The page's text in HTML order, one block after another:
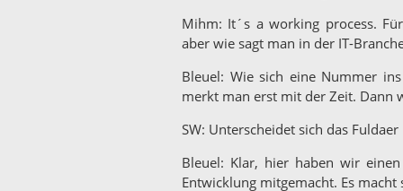
Mihm: It´s a working process.
aber wie sagt man in der IT-
Bleuel: Wie sich eine Nummer
merkt man erst mit der Zeit. Dann
SW: Unterscheidet sich das
Bleuel: Klar, hier haben wir
Entwicklung mitgemacht. Es